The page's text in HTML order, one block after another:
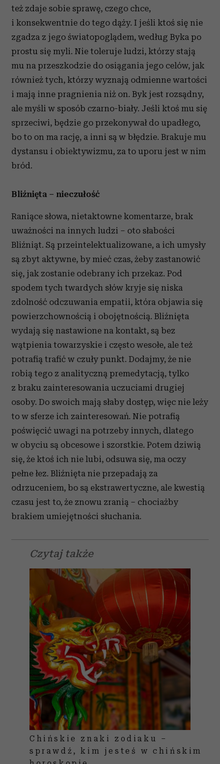
też zdaje sobie sprawę, czego chce,
i konsekwentnie do tego dąży. I jeśli ktoś się nie
zgadza z jego światopoglądem, według Byka po
prostu się myli. Nie toleruje ludzi, którzy stają
mu na przeszkodzie do osiągania jego celów, jak
również tych, którzy wyznają odmienne wartości
i mają inne pragnienia niż on. Byk jest rozsądny,
ale myśli w sposób czarno-biały. Jeśli ktoś mu się
sprzeciwi, będzie go przekonywał do upadłego,
bo to on ma rację, a inni są w błędzie. Brakuje mu
dystansu i obiektywizmu, za to uporu jest w nim
bród.
Bliźnięta – nieczułość
Raniące słowa, nietaktowne komentarze, brak
uważności na innych ludzi – oto słabości
Bliźniąt. Są przeintelektualizowane, a ich umysły
są zbyt aktywne, by mieć czas, żeby zastanowić
się, jak zostanie odebrany ich przekaz. Pod
spodem tych twardych słów kryje się niska
zdolność odczuwania empatii, która objawia się
powierzchownością i obojętnością. Bliźnięta
wydają się nastawione na kontakt, są bez
wątpienia towarzyskie i często wesołe, ale też
potrafią trafić w czuły punkt. Dodajmy, że nie
robią tego z analityczną premedytacją, tylko
z braku zainteresowania uczuciami drugiej
osoby. Do swoich mają słaby dostęp, więc nie leży
to w sferze ich zainteresowań. Nie potrafią
poświęcić uwagi na potrzeby innych, dlatego
w obyciu są obcesowe i szorstkie. Potem dziwią
się, że ktoś ich nie lubi, odsuwa się, ma oczy
pełne łez. Bliźnięta nie przepadają za
odrzuceniem, bo są ekstrawertyczne, ale kwestią
czasu jest to, że znowu zranią – chociażby
brakiem umiejętności słuchania.
Czytaj także
Chińskie znaki zodiaku –
sprawdź, kim jesteś w chińskim